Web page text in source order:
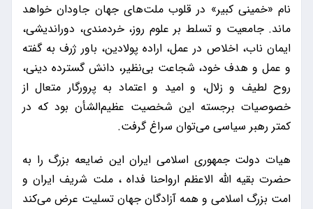
نام «خمینی کبیر» در قلوب ملت‌های جهان جاودان خواهد
ماند. جامعیت و تسلط بر علوم روز، خردمندی، دوراندیشی،
ایمان ناب، اخلاص در عمل، اراده پولادین، باور ژرف به گفته
و عمل و هدف خود، شجاعت بی‌نظیر، دانش گسترده دینی،
روح لطیف و زلال، و امید و اعتماد به پرورگار متعال از
خصوصیات برجسته این شخصیت عظیم‌الشأن بود که در
کمتر رهبر سیاسی می‌توان سراغ گرفت.
هیات دولت جمهوری اسلامی ایران این ضایعه بزرگ را به
حضرت بقیه الله الاعظم ارواحنا فداه ، ملت شریف ایران و
امت بزرگ اسلامی و همه آزادگان جهان تسلیت عرض می‌کند